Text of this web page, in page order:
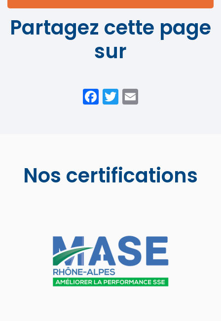
Partagez cette page
sur
Facebook
Twitter
Nos certifications